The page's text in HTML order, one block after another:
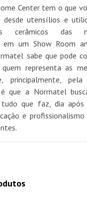
Center tem o que
desde utensílios e
cerâmicos das
em um Show Room
sabe que pode
representa as
principalmente,
é que a Normatel
que faz, dia após
e